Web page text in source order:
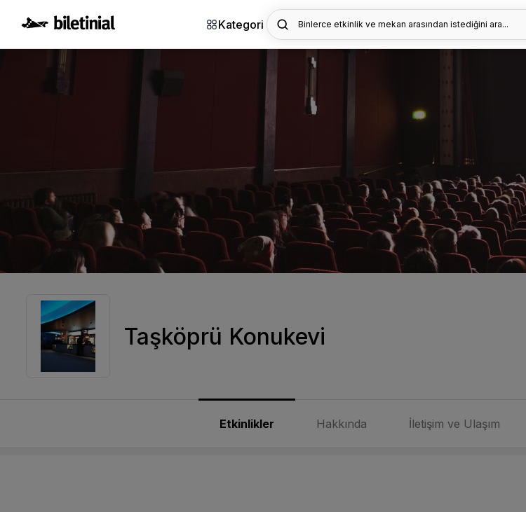
Kategori Binlerce etkinlik ve mekan arasından istediğini ara...
Taşköprü Konukevi
Etkinlikler Hakkında İletişim ve Ulaşım